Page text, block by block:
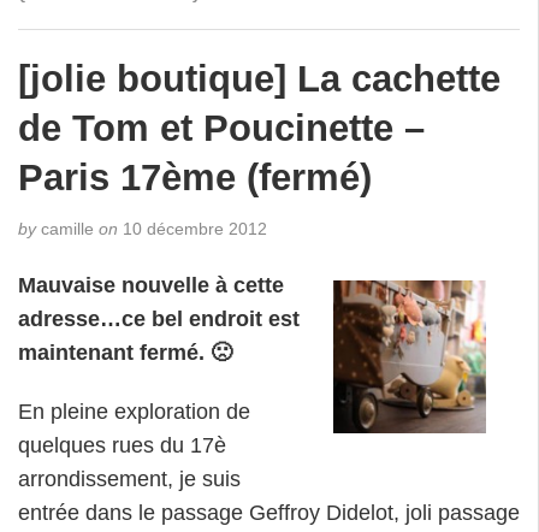
[jolie boutique] La cachette
de Tom et Poucinette –
Paris 17ème (fermé)
bycamille on 10 décembre 2012
Mauvaise nouvelle à cette
adresse…ce bel endroit est
maintenant fermé. 🙁
En pleine exploration de
quelques rues du 17è
arrondissement, je suis
entrée dans le passage Geffroy Didelot, joli passage